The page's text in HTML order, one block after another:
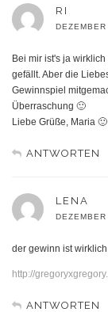
RI
Bei mir ist's ja
gefällt. Aber die
Gewinnspiel
Überraschung 🙂
Liebe Grüße, Maria 🙂
ANTWORTEN
LENA
der gewinn ist
http://
ANTWORTEN